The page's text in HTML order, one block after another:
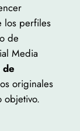
los perfiles
de
Media
originales
objetivo.